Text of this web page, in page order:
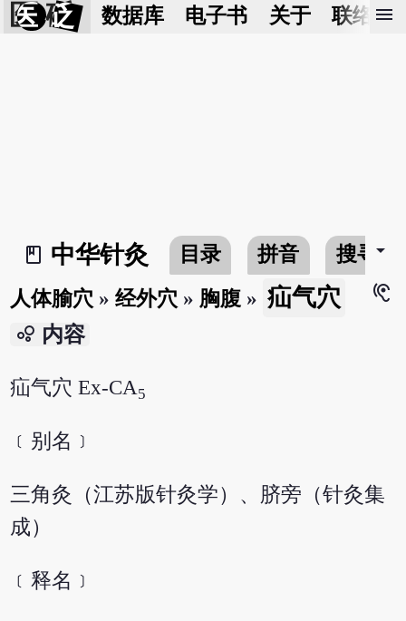
医 砭 数据库 电子书 关于 联络我
menu
book_2
中华针灸 目录 拼音 搜寻arrow_drop_down
人体腧穴 »经外穴 » 胸腹 » 疝气穴
hearing
bubble_chart 内容
疝气穴 Ex-CA5
﹝别名﹞
三角灸（江苏版针灸学）、脐旁（针灸集
成）
﹝释名﹞